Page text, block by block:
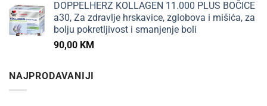
DOPPELHERZ KOLLAGEN 11.000 PLUS BOČICE
a30, Za zdravlje hrskavice, zglobova i mišića, za
bolju pokretljivost i smanjenje boli
90,00 KM
NAJPRODAVANIJI